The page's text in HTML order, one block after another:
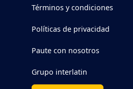
Términos y condiciones
Políticas de privacidad
Paute con nosotros
Grupo interlatin